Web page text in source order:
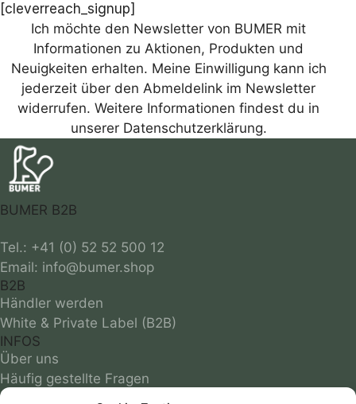
[cleverreach_signup]
Ich möchte den Newsletter von BUMER mit
Informationen zu Aktionen, Produkten und
Neuigkeiten erhalten. Meine Einwilligung kann ich
jederzeit über den Abmeldelink im Newsletter
widerrufen. Weitere Informationen findest du in
unserer Datenschutzerklärung.
BUMER B2B
Tel.: +41 (0) 52 52 500 12
B2B
Händler werden
White & Private Label (B2B)
INFOS
Über uns
Häufig gestellte Fragen
Grössentabelle